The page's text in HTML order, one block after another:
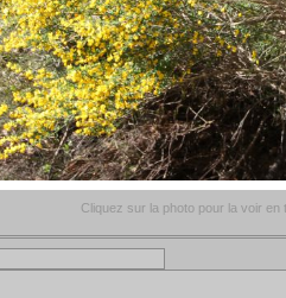
Cliquez sur la photo pour la voir en